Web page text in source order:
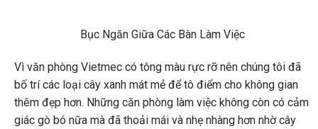
Bục Ngăn Giữa Các Bàn Làm Việc
Vì văn phòng Vietmec có tông màu rực rỡ nên chúng tôi đã
bố trí các loại cây xanh mát mẻ để tô điểm cho không gian
thêm đẹp hơn. Những căn phòng làm việc không còn có cảm
giác gò bó nữa mà đã thoải mái và nhẹ nhàng hơn nhờ cây